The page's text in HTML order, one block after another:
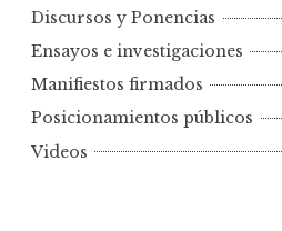
f
e
c
a
Discursos y Ponencias
Ensayos e investigaciones
Manifiestos firmados
Posicionamientos públicos
Videos